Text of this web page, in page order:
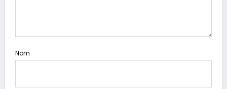
Nom